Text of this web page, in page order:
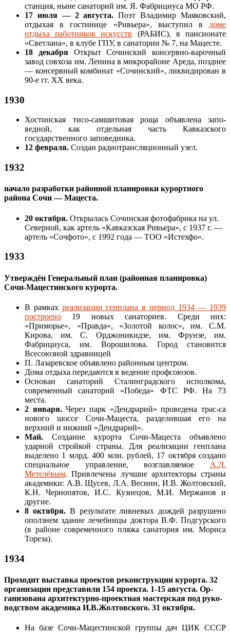
станция, ныне санаторий им. Я. Фабрициуса МО РФ.
17 июля — 2 августа. Поэт Владимир Маяковский,
отдыхая в гостинице «Ривьера», выступил в доме
отдыха работников искусств (РАБИС), в пансионате
«Светлана», в клубе ГПУ, в санатории № 7, на Мацесте.
18 декабряОткрыт Сочинский консервно-варочный
завод совхоза им. Ленина в микрорайоне Ареда, позднее
— консервный комбинат «Сочинский», ликвидирован в
90-е гг. XX века.
1930
Хостинская тисо-самшитовая роща объявлена запо-
ведной, как отдельная часть Кавказского
государственного заповедника.
12 февраля. Создан радиотрансляционный узел.
1932
начало разработки районной планировки курортного
района Сочи — Мацеста.
20 октября. Открылась Сочинская фотофабрика на ул.
Северной, как артель «Кавказская Ривьера», с 1937 г. —
артель «Сочфото», с 1992 года — ТОО «Истехфо».
1933
Утверждён Генеральный план (районная планировка)
Сочи-Мацестинского курорта.
В рамках реализации генплана в период 1934 — 1939
построено 19 новых санаториев. Среди них:
«Приморье», «Правда», «Золотой колос», им. С.М.
Кирова, им. С. Орджоникидзе, им. Фрунзе, им.
Фабрициуса, им. Ворошилова. Город становится
Всесоюзной здравницей
П. Лазаревское объявлено районным центром.
Дома отдыха передаются в ведение профсоюзов.
Основан санаторий Сталинградского исполкома,
современный санаторий «Победа» ФТС РФ. На 73
места.
2 января.Через парк «Дендрарий» проведена трас-са
нового шоссе Сочи-Мацеста, разделившая его на
верхний и нижний «Дендрарий».
Май. Создание курорта Сочи-Мацеста объявлено
ударной стройкой страны. Для реализации генплана
выделено 1 млрд. 400 млн. рублей, 17 октября создано
специальное управление, возглавляемое А.Д.
Метелёвым. Привлечены лучшие архитекторы страны
академики: А.В. Щусев, Л.А. Веснин, И.В. Жолтовский,
К.Н. Чернопятов, И.С. Кузнецов, М.И. Мержанов и
другие.
8 октября.В результате ливневых дождей разрушено
оползнем здание лечебницы доктора В.Ф. Подгурского
(в районе современного пляжа санатория им. Мориса
Тореза).
1934
Проходит выставка проектов реконструкции курорта. 32
организации представили 154 проекта. 1-15 августа. Ор-
ганизована архитектурно-проектная мастерская под руко-
водством академика И.В.Жолтовского. 31 октября.
На базе Сочи-Мацестинской группы дач ЦИК СССР